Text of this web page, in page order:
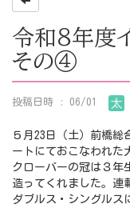
令和８年度
その④
投稿日時 : 06/01
５月23日（土）前橋総
ートにておこなわれた
クローバーの冠は３年
造ってくれました。連
ダブルス・シングルス